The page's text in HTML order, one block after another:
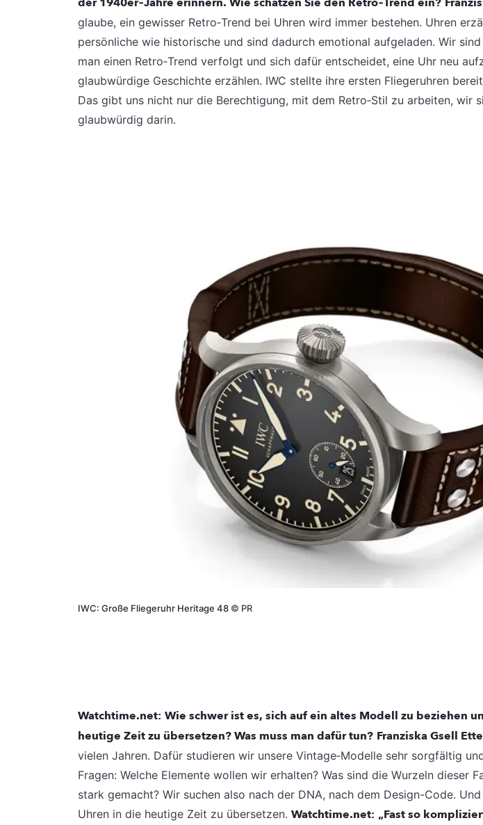
glaube, ein gewisser Retro‐Trend bei Uhren wird immer bestehen. Uhren
persönliche wie historische und sind dadurch emotional aufgeladen. Wir
man einen Retro‐Trend verfolgt und sich dafür entscheidet, eine Uhr neu
glaubwürdige Geschichte erzählen. IWC stellte ihre ersten Fliegeruhren
Das gibt uns nicht nur die Berechtigung, mit dem Retro‐Stil zu arbeiten, wir
glaubwürdig darin.
IWC: Große Fliegeruhr Heritage 48 © PR
Watchtime.net: Wie schwer ist es, sich auf ein altes Modell zu beziehen
heutige Zeit zu übersetzen? Was muss man dafür tun? Franziska Gsell
vielen Jahren. Dafür studieren wir unsere Vintage‐Modelle sehr sorgfältig
Fragen: Welche Elemente wollen wir erhalten? Was sind die Wurzeln dieser
stark gemacht? Wir suchen also nach der DNA, nach dem Design-Code.
Uhren in die heutige Zeit zu übersetzen. Watchtime.net: „Fast so